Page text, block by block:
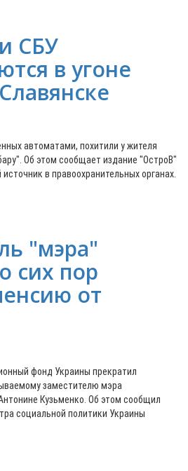
СБУ
в угоне
автоматами, похитили у жителя
Об этом сообщает издание "ОстроВ"
в правоохранительных органах.
"мэра"
сих пор
от
фонд Украины прекратил
заместителю мэра
Кузьменко. Об этом сообщил
социальной политики Украины